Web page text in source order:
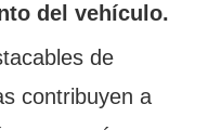
del vehículo.
de
contribuyen a